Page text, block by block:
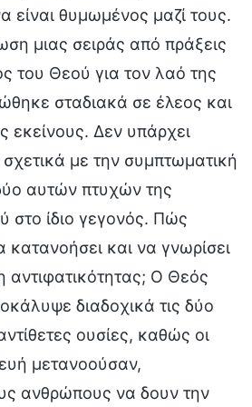
είναι θυμωμένος μαζί τους.
μιας σειράς από πράξεις
του Θεού για τον λαό της
σταδιακά σε έλεος και
εκείνους. Δεν υπάρχει
σχετικά με την συμπτωματική
αυτών πτυχών της
στο ίδιο γεγονός. Πώς
κατανοήσει και να γνωρίσει
αντιφατικότητας; Ο Θεός
διαδοχικά τις δύο
ουσίες, καθώς οι
μετανοούσαν,
ανθρώπους να δουν την